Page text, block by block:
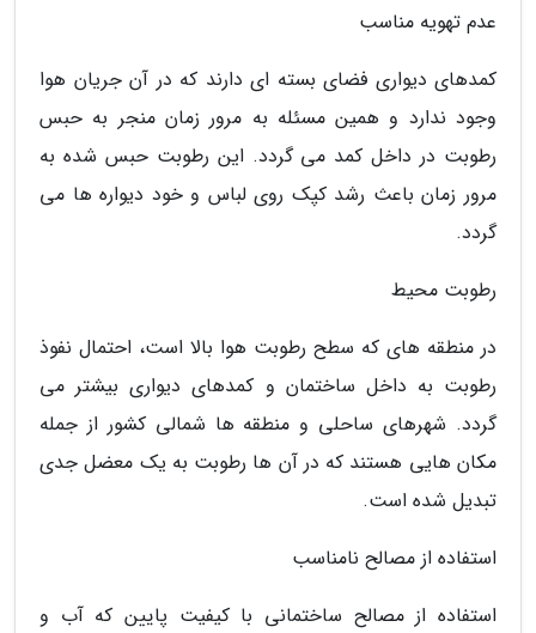
عدم تهویه مناسب
کمدهای دیواری فضای بسته ای دارند که در آن جریان هوا
وجود ندارد و همین مسئله به مرور زمان منجر به حبس
رطوبت در داخل کمد می گردد. این رطوبت حبس شده به
مرور زمان باعث رشد کپک روی لباس و خود دیواره ها می
گردد.
رطوبت محیط
در منطقه های که سطح رطوبت هوا بالا است، احتمال نفوذ
رطوبت به داخل ساختمان و کمدهای دیواری بیشتر می
گردد. شهرهای ساحلی و منطقه ها شمالی کشور از جمله
مکان هایی هستند که در آن ها رطوبت به یک معضل جدی
تبدیل شده است.
استفاده از مصالح نامناسب
استفاده از مصالح ساختمانی با کیفیت پایین که آب و